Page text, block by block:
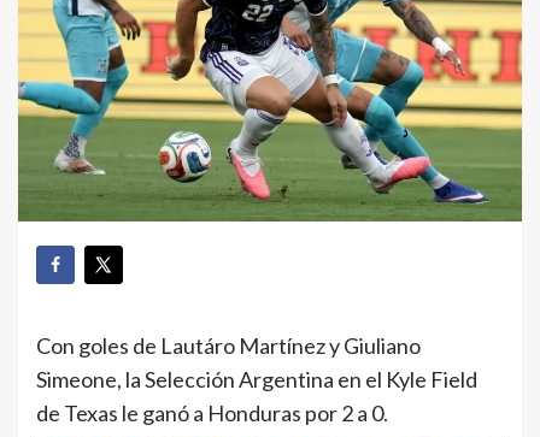
Con goles de Lautáro Martínez y Giuliano
Simeone, la Selección Argentina en el Kyle Field
de Texas le ganó a Honduras por 2 a 0.